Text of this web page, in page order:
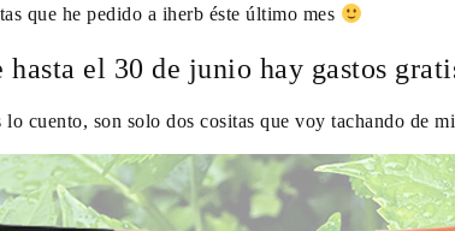
que he pedido a iherb éste último mes
hasta el 30 de junio hay gastos
cuento, son solo dos cositas que voy tachando de